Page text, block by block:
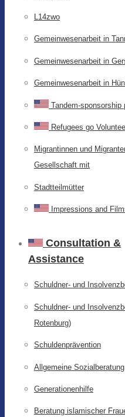
L14zwo
Gemeinwesenarbeit in
Gemeinwesenarbeit in
Gemeinwesenarbeit in
Tandem-sponsorship
Refugees go
Migrantinnen und
Gesellschaft mit
Stadtteilmütter
Impressions and
Consultation &
Assistance
Schuldner- und
Schuldner- und
Rotenburg)
Schuldenprävention
Allgemeine Sozialberatung
Generationenhilfe
Beratung islamischer